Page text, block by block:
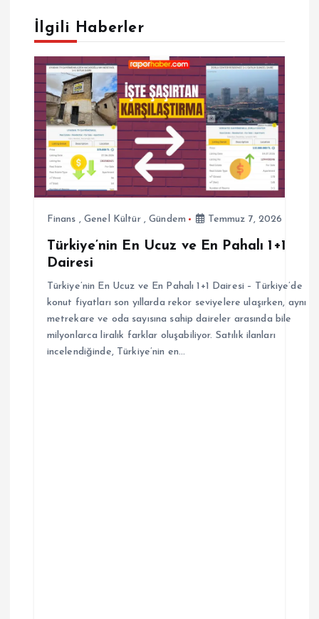
g
e
z
n
m
İlgili Haberler
Finans ,Genel Kültür,Gündem Temmuz 7, 2026
Türkiye’nin En Ucuz ve En Pahalı 1+1
Dairesi
Türkiye’nin En Ucuz ve En Pahalı 1+1 Dairesi – Türkiye’de
konut fiyatları son yıllarda rekor seviyelere ulaşırken, aynı
metrekare ve oda sayısına sahip daireler arasında bile
milyonlarca liralık farklar oluşabiliyor. Satılık ilanları
incelendiğinde, Türkiye’nin en…